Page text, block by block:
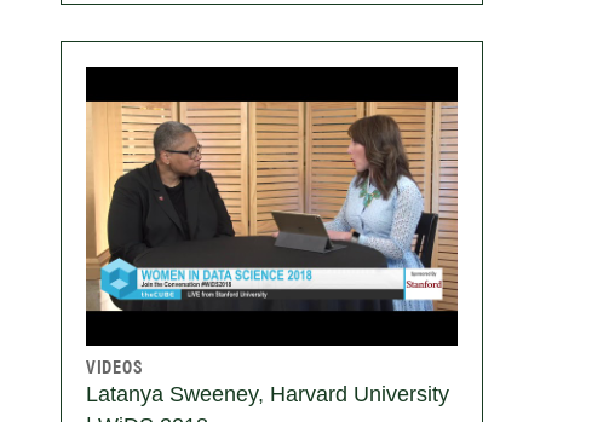
VIDEOS
Latanya Sweeney, Harvard University